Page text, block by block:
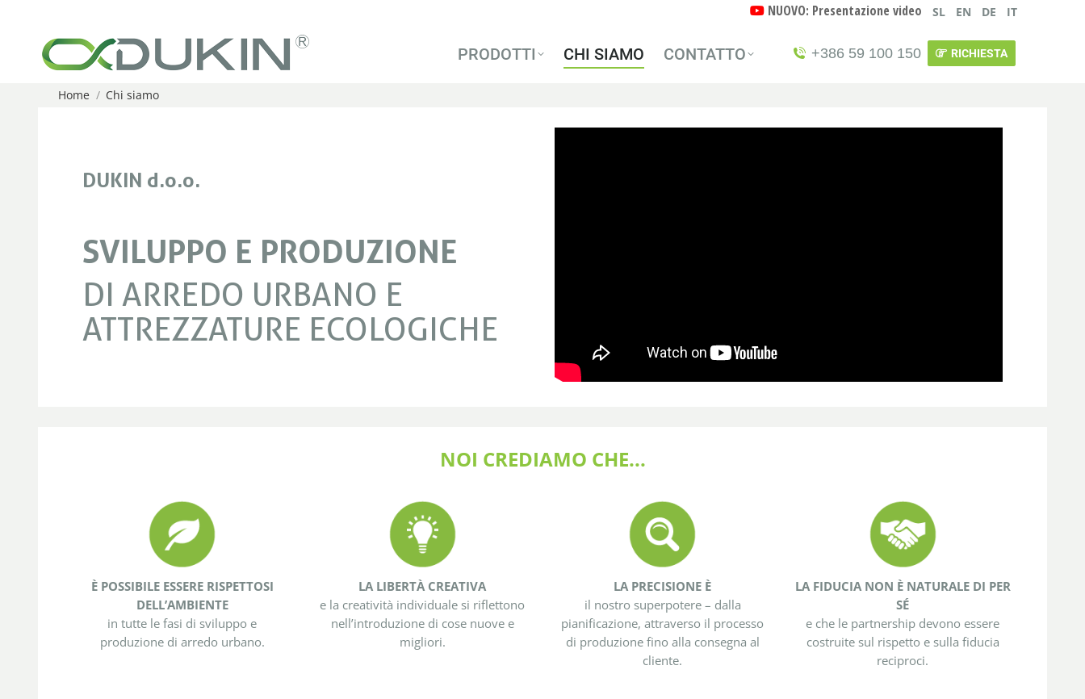
NUOVO: Presentazione video SL EN DE IT
PRODOTTI CHI SIAMO CONTATTO +386 59 100 150 RICHIESTA
You are here:
Home Chi siamo
DUKIN d.o.o.
SVILUPPO E PRODUZIONE
DI ARREDO URBANO E
ATTREZZATURE ECOLOGICHE
NOI CREDIAMO CHE...
È POSSIBILE ESSERE RISPETTOSI
DELL’AMBIENTE
in tutte le fasi di sviluppo e
produzione di arredo urbano.
LA LIBERTÀ CREATIVA
e la creatività individuale si riflettono
nell’introduzione di cose nuove e
migliori.
LA PRECISIONE È
il nostro superpotere – dalla
pianificazione, attraverso il processo
di produzione fino alla consegna al
cliente.
LA FIDUCIA NON È NATURALE DI PER
SÉ
e che le partnership devono essere
costruite sul rispetto e sulla fiducia
reciproci.